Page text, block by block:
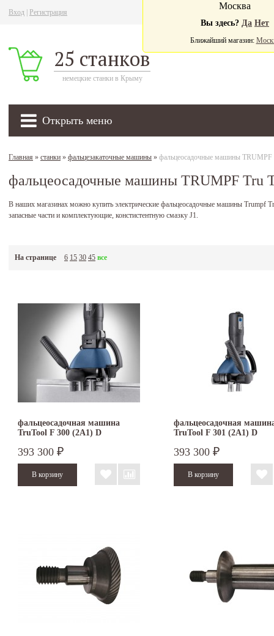
Вход Регистрация
25 станков
немецкие станки в Крыму
Открыть меню
Москва
Вы здесь? Да Нет
Ближайший магазин:
Главная » станки » фальцезакаточные машины » фальцеосадочные машины TRUMPF
фальцеосадочные машины TRUMPF Tru
В наших магазинах можно купить электрические фальцеосадочные машины Trumpf
запасные части и комплектующие, констистентную смазку J1.
На странице 6 15 30 45 все
фальцеосадочная машина
TruTool F 300 (2A1) D
393 300 ₽
фальцеосадочная
TruTool F 301 (2A1) D
393 300 ₽